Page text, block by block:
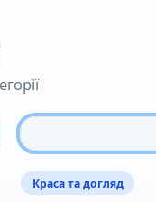
Краса та догляд